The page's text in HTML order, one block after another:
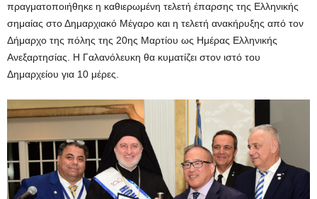
πραγματοποιήθηκε η καθιερωμένη τελετή έπαρσης της Ελληνικής
σημαίας στο Δημαρχιακό Μέγαρο και η τελετή ανακήρυξης από τον
Δήμαρχο της πόλης της 20ης Μαρτίου ως Ημέρας Ελληνικής
Ανεξαρτησίας. Η Γαλανόλευκη θα κυματίζει στον ιστό του
Δημαρχείου για 10 μέρες.